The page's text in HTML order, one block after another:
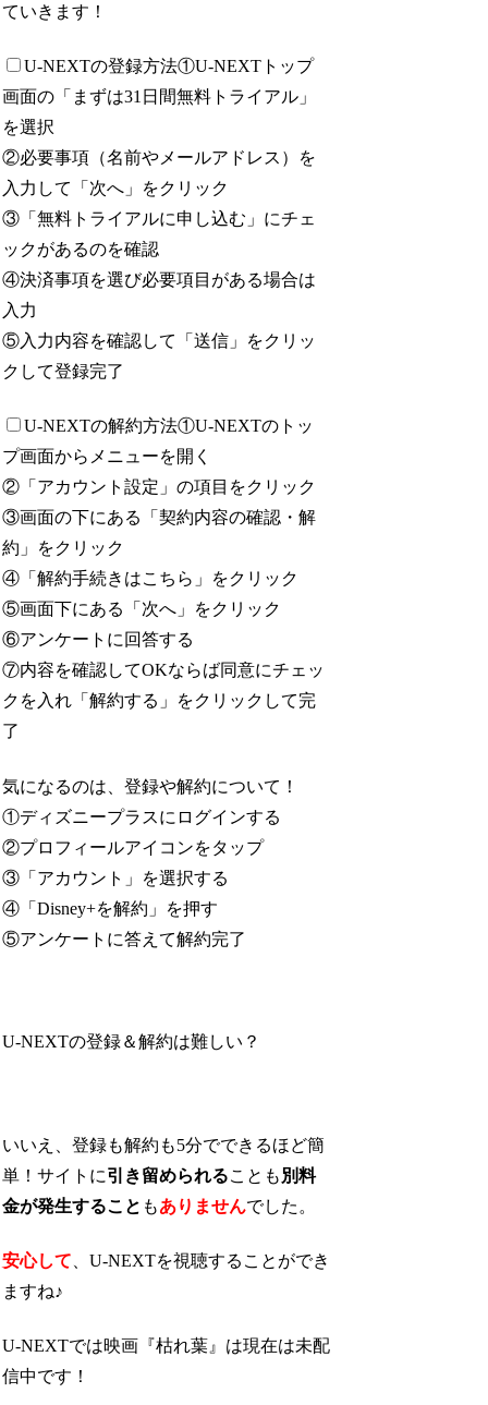
ていきます！
U-NEXTの登録方法①U-NEXTトップ
画面の「まずは31日間無料トライアル」
を選択
②必要事項（名前やメールアドレス）を
入力して「次へ」をクリック
③「無料トライアルに申し込む」にチェ
ックがあるのを確認
④決済事項を選び必要項目がある場合は
入力
⑤入力内容を確認して「送信」をクリッ
クして登録完了
U-NEXTの解約方法①U-NEXTのトッ
プ画面からメニューを開く
②「アカウント設定」の項目をクリック
③画面の下にある「契約内容の確認・解
約」をクリック
④「解約手続きはこちら」をクリック
⑤画面下にある「次へ」をクリック
⑥アンケートに回答する
⑦内容を確認してOKならば同意にチェッ
クを入れ「解約する」をクリックして完
了
気になるのは、登録や解約について！
①ディズニープラスにログインする
②プロフィールアイコンをタップ
③「アカウント」を選択する
④「Disney+を解約」を押す
⑤アンケートに答えて解約完了
U-NEXTの登録＆解約は難しい？
いいえ、登録も解約も5分でできるほど簡
単！サイトに引き留められることも 別料
金が発生すること もありませんでした。
安心して 、U-NEXTを視聴することができ
ますね♪
U-NEXTでは映画『枯れ葉』は現在は未配
信中です！